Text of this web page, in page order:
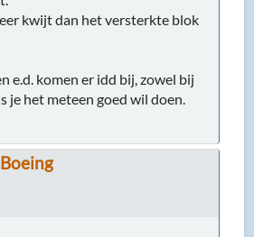
kwijt dan het versterkte blok
e.d. komen er idd bij, zowel bij
je het meteen goed wil doen.